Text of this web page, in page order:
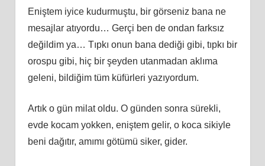
Eniştem iyice kudurmuştu, bir görseniz bana ne
mesajlar atıyordu… Gerçi ben de ondan farksız
değildim ya… Tıpkı onun bana dediği gibi, tıpkı bir
orospu gibi, hiç bir şeyden utanmadan aklıma
geleni, bildiğim tüm küfürleri yazıyordum.
Artık o gün milat oldu. O günden sonra sürekli,
evde kocam yokken, eniştem gelir, o koca sikiyle
beni dağıtır, amımı götümü siker, gider.